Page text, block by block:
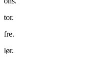
tor.
fre.
lør.